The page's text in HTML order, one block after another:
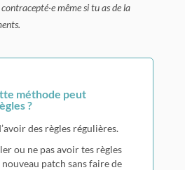
même si tu as de la
méthode peut
?
des règles régulières.
ou ne pas avoir tes règles
patch sans faire de